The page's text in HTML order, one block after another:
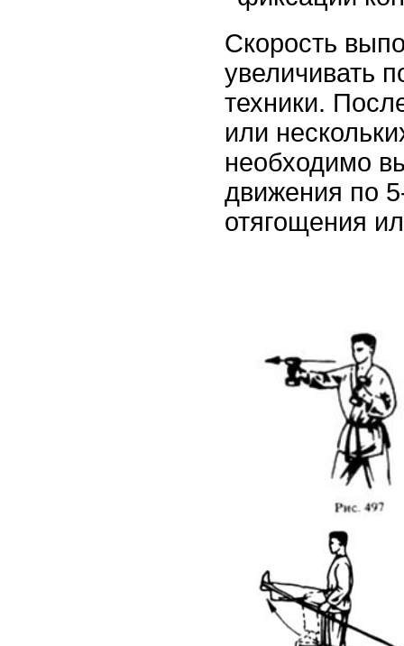
Скорость
увеличивать
техники.
или
необходимо
движения по
отягощения